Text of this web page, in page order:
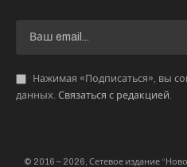
Нажимая «Подписаться», вы
данных. Связаться с редакцией
© 2016 – 2026, Сетевое издание